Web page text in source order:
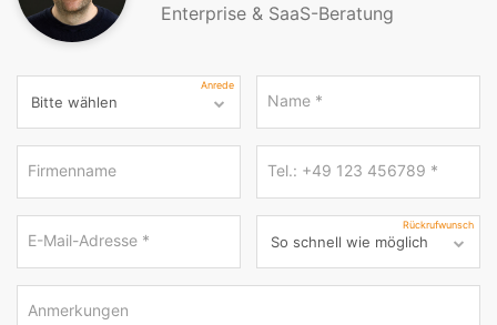
Enterprise & SaaS-Beratung
Anrede
Name *
Firmenname Tel.: +49 123 456789 *
E-Mail-Adresse *
Rückrufwunsch
Anmerkungen